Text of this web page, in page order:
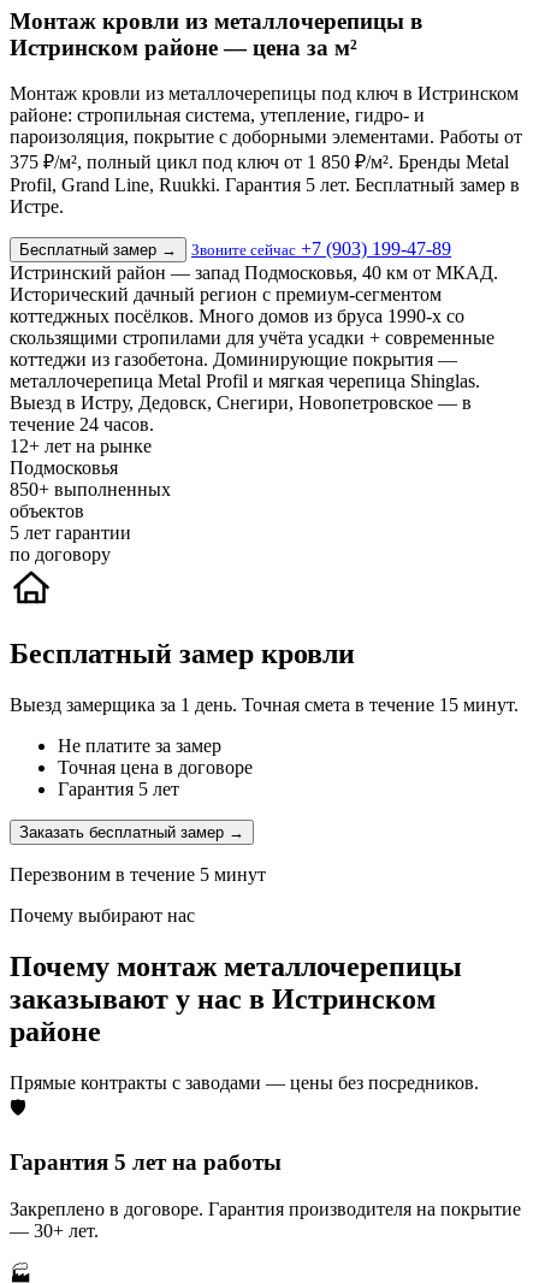
Монтаж кровли из металлочерепицы в
Истринском районе — цена за м²
Монтаж кровли из металлочерепицы под ключ в Истринском
районе: стропильная система, утепление, гидро- и
пароизоляция, покрытие с доборными элементами. Работы от
375 ₽/м², полный цикл под ключ от 1 850 ₽/м². Бренды Metal
Profil, Grand Line, Ruukki. Гарантия 5 лет. Бесплатный замер в
Истре.
Бесплатный замер → Звоните сейчас +7 (903) 199-47-89
Истринский район — запад Подмосковья, 40 км от МКАД.
Исторический дачный регион с премиум-сегментом
коттеджных посёлков. Много домов из бруса 1990-х со
скользящими стропилами для учёта усадки + современные
коттеджи из газобетона. Доминирующие покрытия —
металлочерепица Metal Profil и мягкая черепица Shinglas.
Выезд в Истру, Дедовск, Снегири, Новопетровское — в
течение 24 часов.
12+ лет на рынке
Подмосковья
850+ выполненных
объектов
5 лет гарантии
по договору
Бесплатный замер кровли
Выезд замерщика за 1 день. Точная смета в течение 15 минут.
Не платите за замер
Точная цена в договоре
Гарантия 5 лет
Заказать бесплатный замер →
Перезвоним в течение 5 минут
Почему выбирают нас
Почему монтаж металлочерепицы
заказывают у нас в Истринском
районе
Прямые контракты с заводами — цены без посредников.
🛡️
Гарантия 5 лет на работы
Закреплено в договоре. Гарантия производителя на покрытие
— 30+ лет.
🏭